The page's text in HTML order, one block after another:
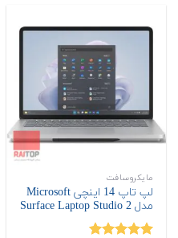
مایکروسافت
لپ تاپ 14 اینچی Microsoft
مدل Surface Laptop Studio 2